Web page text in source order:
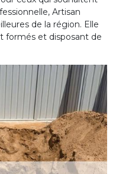
Artisan
de la région. Elle
formés et disposant de